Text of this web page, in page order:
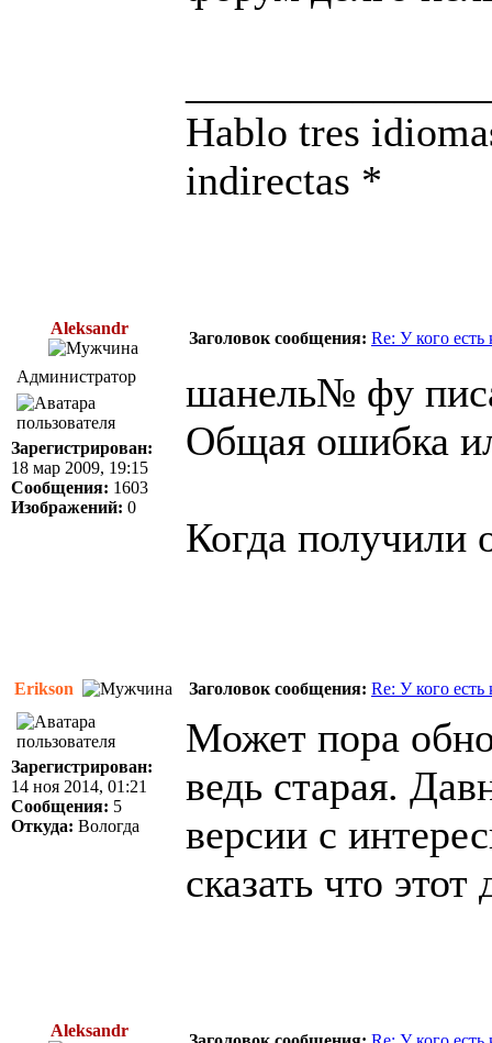
Hablo tres
indirectas *
Aleksandr
Заголовок сообщения: Re: У кого
Администратор
Зарегистрирован:
18 мар 2009, 19:15
Сообщения: 1603
Изображений: 0
шанель№ фу
Общая ошибка
Когда получили
Erikson Заголовок сообщения: Re: У кого
Зарегистрирован:
14 ноя 2014, 01:21
Сообщения: 5
Откуда: Вологда
Может пора
ведь старая.
версии с
сказать что
Aleksandr